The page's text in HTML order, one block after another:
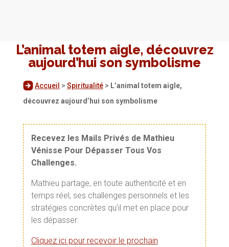
L’animal totem aigle, découvrez
aujourd’hui son symbolisme
Accueil > Spiritualité> L’animal totem aigle,
découvrez aujourd’hui son symbolisme
Recevez les Mails Privés de Mathieu
Vénisse Pour Dépasser Tous Vos
Challenges.
Mathieu partage, en toute authenticité et en
temps réel, ses challenges personnels et les
stratégies concrètes qu’il met en place pour
les dépasser.
Cliquez ici pour recevoir le prochain